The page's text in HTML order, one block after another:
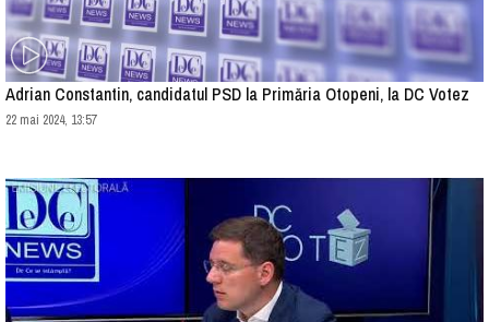
Adrian Constantin, candidatul PSD la Primăria Otopeni, la DC Votez
22 mai 2024, 13:57